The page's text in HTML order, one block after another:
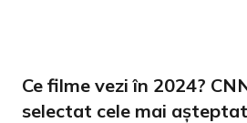
Ce filme vezi în 2024?
selectat cele mai